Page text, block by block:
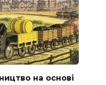
на основі